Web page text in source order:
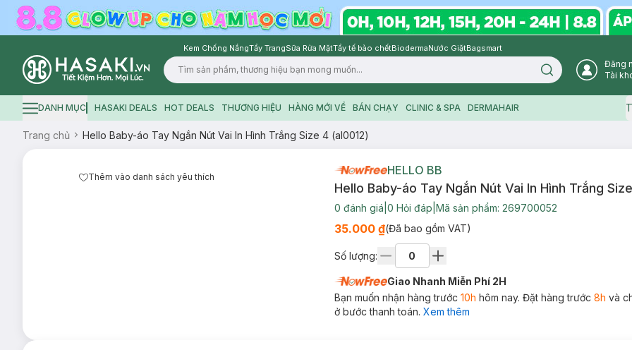
Kem Chống NắngTẩy TrangSữa Rửa MặtTẩy tế bào chếtBiodermaNước GiặtBagsmart
Logo
Search icon
Đăng
Tài
Hamburger icon
DANH MỤC HASAKI DEALS HOT DEALS THƯƠNG HIỆU HÀNG MỚI VỀ BÁN CHẠY CLINIC & SPA DERMAHAIR
Trang chủ Hello Baby-áo Tay Ngắn Nút Vai In Hình Trắng Size 4 (al0012)
Thêm vào danh sách yêu thích HELLO BB
Hello Baby-áo Tay Ngắn Nút Vai In Hình Trắng
0 đánh giá 0 Hỏi đáp Mã sản phẩm: 269700052
35.000 ₫(Đã bao gồm VAT)
Số lượng:
Giao Nhanh Miễn Phí 2H
Bạn muốn nhận hàng trước 10h hôm nay. Đặt hàng trước 8h và
ở bước thanh toán. Xem thêm